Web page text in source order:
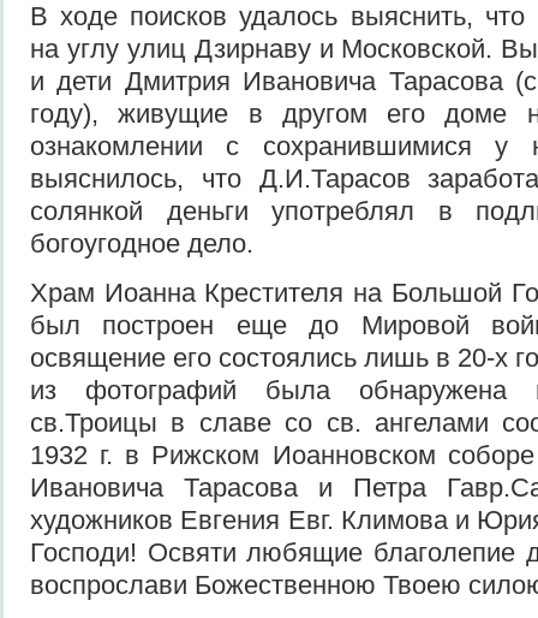
В ходе поисков удалось выяснить, что
на углу улиц Дзирнаву и Московской.
и дети Дмитрия Ивановича Тарасова
году), живущие в другом его доме
ознакомлении с сохранившимися у
выяснилось, что Д.И.Тарасов
солянкой деньги употреблял в
богоугодное дело.
Храм Иоанна Крестителя на Большой
был построен еще до Мировой
освящение его состоялись лишь в 20-х
из фотографий была обнаружена
св.Троицы в славе со св. ангелами
1932 г. в Рижском Иоанновском
Ивановича Тарасова и Петра
художников Евгения Евг. Климова и
Господи! Освяти любящие благолепие
воспрослави Божественною Твоею